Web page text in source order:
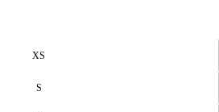
XS
S